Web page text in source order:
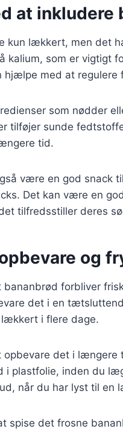
at inkludere
kun lækkert, men det
kalium, som er vigtigt
hjælpe med at regulere
som nødder
tilføjer sunde
tid.
være en god snack
Det kan være en
tilfredsstiller deres
og
bananbrød forbliver
det i en
i flere dage.
opbevare det i
i plastfolie, inden du
når du har lyst til en
spise det frosne